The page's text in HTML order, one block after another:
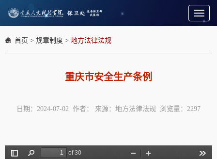
Toggle
首页 > 规章制度 > 地方法律法规
重庆市安全生产条例
日期：2024-07-02 作者： 来源：地方法律法规 浏览量： 2297